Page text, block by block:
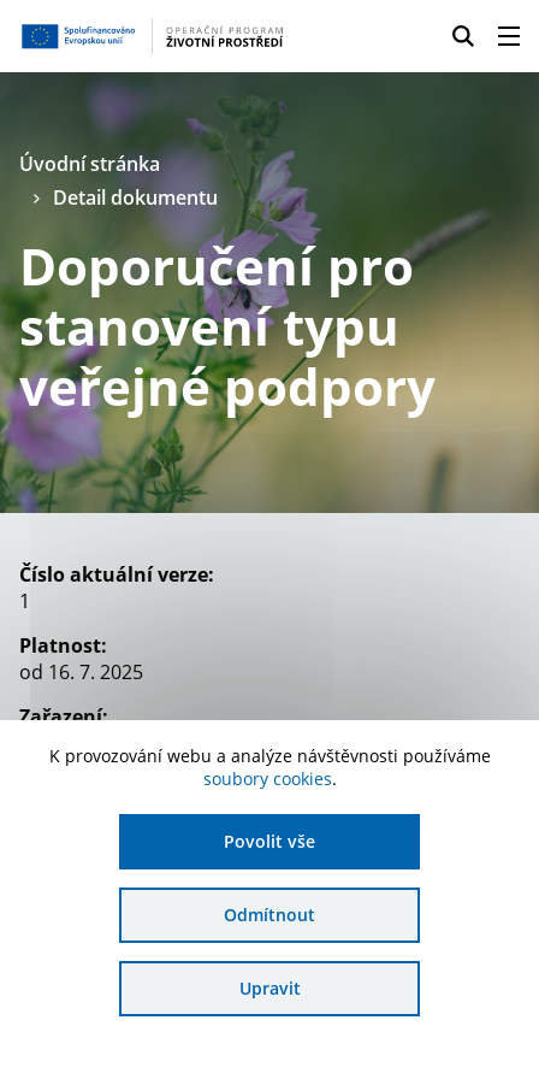
Úvodní stránka
Detail dokumentu
Doporučení pro
stanovení typu
veřejné podpory
Číslo aktuální verze:
1
Platnost:
od 16. 7. 2025
Zařazení:
Stáhnout dokument
K provozování webu a analýze návštěvnosti používáme
soubory cookies.
Povolit vše
Odmítnout
Upravit